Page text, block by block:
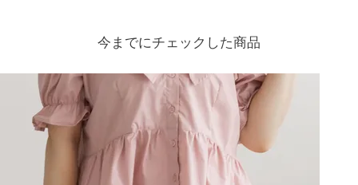
今までにチェックした商品